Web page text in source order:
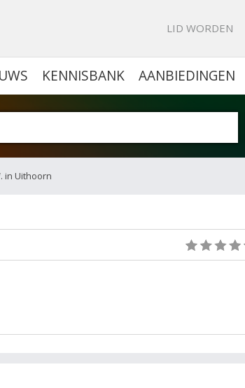
LID WORDEN
KENNISBANK AANBIEDINGEN
in Uithoorn